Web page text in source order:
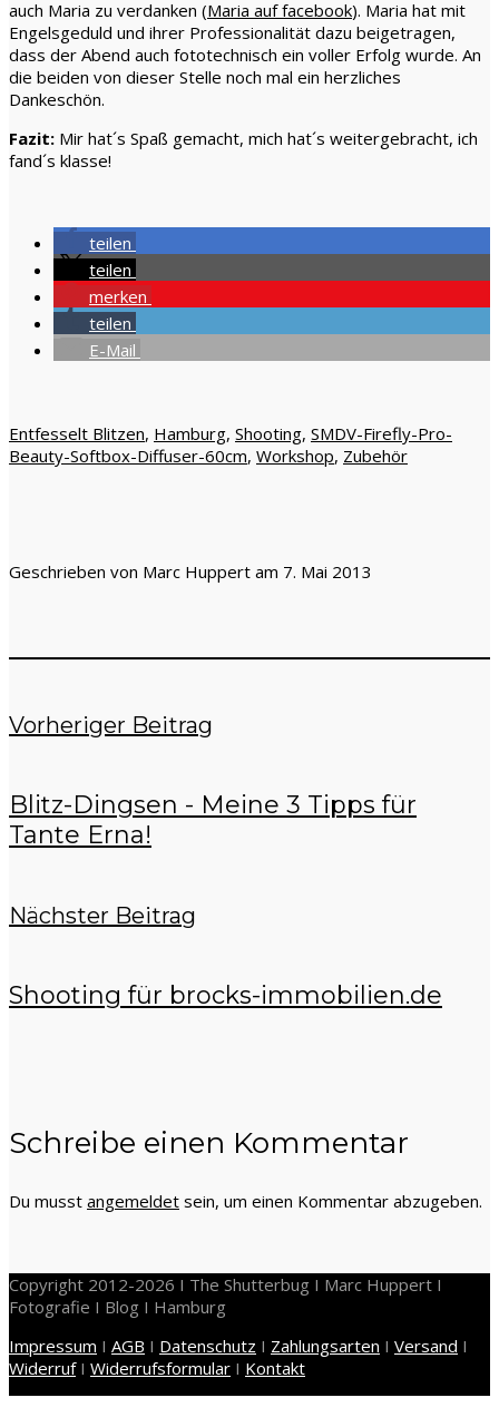
auch Maria zu verdanken (Maria auf facebook). Maria hat mit
Engelsgeduld und ihrer Professionalität dazu beigetragen,
dass der Abend auch fototechnisch ein voller Erfolg wurde. An
die beiden von dieser Stelle noch mal ein herzliches
Dankeschön.
Fazit: Mir hat´s Spaß gemacht, mich hat´s weitergebracht, ich
fand´s klasse!
teilen
teilen
merken
teilen
E-Mail
Entfesselt Blitzen, Hamburg, Shooting, SMDV-Firefly-Pro-
Beauty-Softbox-Diffuser-60cm, Workshop, Zubehör
Geschrieben von Marc Huppert am 7. Mai 2013
Vorheriger Beitrag
Blitz-Dingsen - Meine 3 Tipps für
Tante Erna!
Nächster Beitrag
Shooting für brocks-immobilien.de
Schreibe einen Kommentar
Du musst angemeldet sein, um einen Kommentar abzugeben.
Copyright 2012-2026 I The Shutterbug I Marc Huppert I
Fotografie I Blog I Hamburg
Impressum I AGB I Datenschutz I Zahlungsarten I Versand I
WiderrufI Widerrufsformular I Kontakt